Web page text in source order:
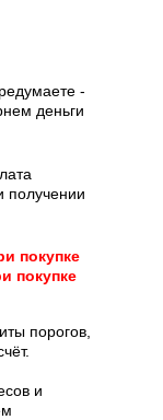
-
деньги
получении
покупке
покупке
порогов,
и